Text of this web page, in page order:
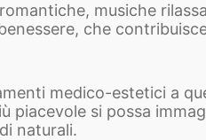
musiche
che
medico-estetici a
piacevole si possa
naturali.